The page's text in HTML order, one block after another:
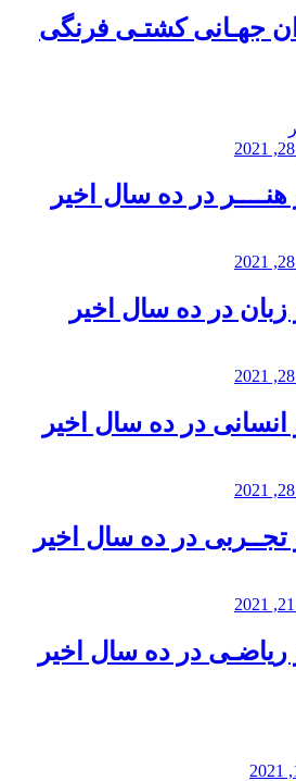
جهـانی کشتـی فرنگی
در ده سال اخیر
زبان در ده سال اخیر
انسانی در ده سال اخیر
تجــربی در ده سال اخیر
ریاضـی در ده سال اخیر